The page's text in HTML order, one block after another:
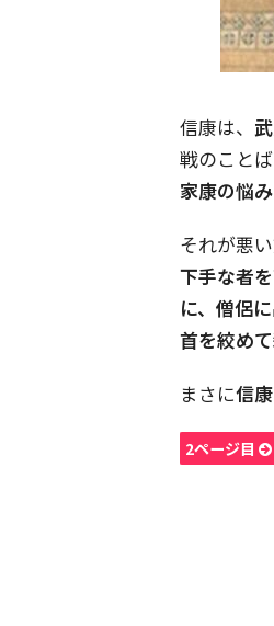
信康は、
戦のこと
家康の悩
それが悪
下手な者
に、僧侶
首を絞め
まさに信
2ページ目